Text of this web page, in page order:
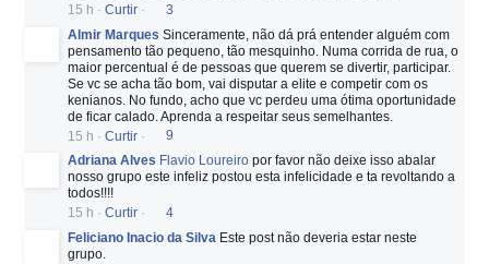
15 h · Curtir ·
3
Almir Marques Sinceramente, não dá prá entender alguém com
pensamento tão pequeno, tão mesquinho. Numa corrida de rua, o
maior percentual é de pessoas que querem se divertir, participar.
Se vc se acha tão bom, vai disputar a elite e competir com os
kenianos. No fundo, acho que vc perdeu uma ótima oportunidade
de ficar calado. Aprenda a respeitar seus semelhantes.
15 h · Curtir ·
9
Adriana Alves Flavio Loureiro por favor não deixe isso abalar
nosso grupo este infeliz postou esta infelicidade e ta revoltando a
todos!!!!
15 h · Curtir ·
4
Feliciano Inacio da Silva Este post não deveria estar neste
grupo.